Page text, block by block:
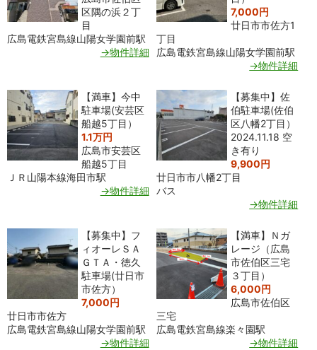
区隅の浜２丁
目
広島電鉄宮島線山陽女学園前駅
→物件詳細
7,000円
廿日市市佐方1
丁目
広島電鉄宮島線山陽女学園前駅
→物件詳細
【満車】今中
駐車場(安芸区
船越5丁目）
1.1万円
広島市安芸区
船越5丁目
ＪＲ山陽本線海田市駅
→物件詳細
【募集中】佐
伯駐車場(佐伯
区八幡2丁目）
2024.11.18 空
き有り
9,900円
廿日市市八幡2丁目
バス
→物件詳細
【募集中】フ
ィオーレＳＡ
ＧＴＡ・徳久
駐車場(廿日市
市佐方）
7,000円
廿日市市佐方
広島電鉄宮島線山陽女学園前駅
→物件詳細
【満車】Ｎガ
レージ（広島
市佐伯区三宅
３丁目）
6,000円
広島市佐伯区
三宅
広島電鉄宮島線楽々園駅
→物件詳細